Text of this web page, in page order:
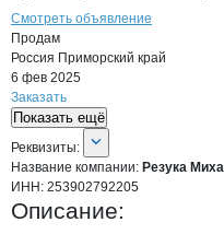
Смотреть объявление
Продам
Россия Приморский край
6 фев 2025
Заказать
Показать ещё
О компании
Реквизиты
Реквизиты:
Название компании: Резука
ИНН: 253902792205
Описание: